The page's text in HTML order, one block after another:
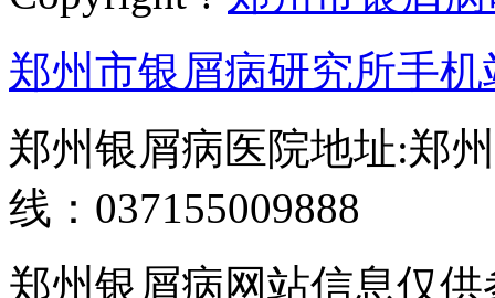
郑州市银屑病研究所手机
郑州银屑病医院地址:郑
线：037155009888
郑州银屑病网站信息仅